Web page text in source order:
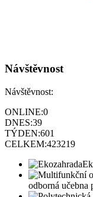
Návštěvnost
Návštěvnost:
ONLINE:0
DNES:39
TÝDEN:601
CELKEM:423219
odborná učebna